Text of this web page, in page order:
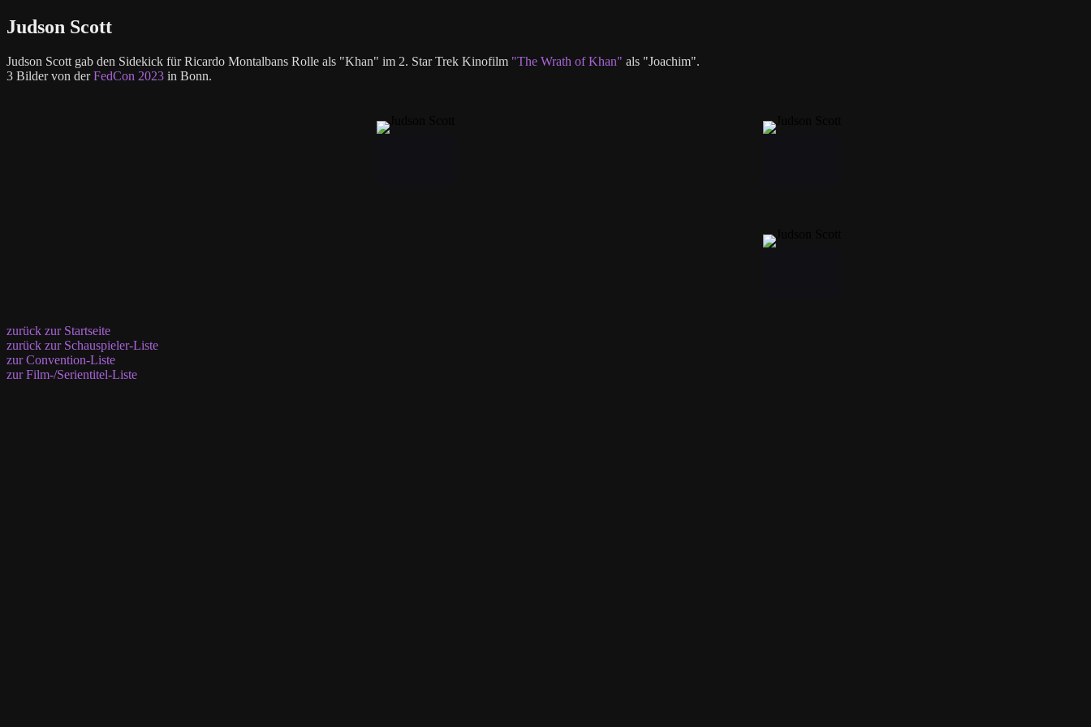
Judson Scott
Judson Scott gab den Sidekick für Ricardo Montalbans Rolle als "Khan" im 2. Star Trek Kinofilm "The Wrath of Khan" als "Joachim".
3 Bilder von derFedCon 2023 in Bonn.
zurück zur Startseite
zurück zur Schauspieler-Liste
zur Convention-Liste
zur Film-/Serientitel-Liste